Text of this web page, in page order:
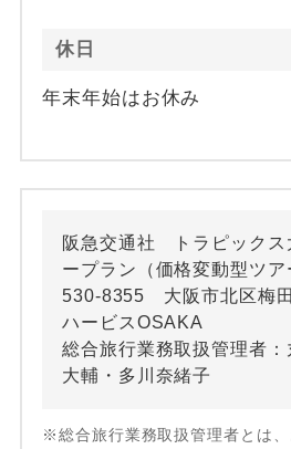
休日
年末年始はお休み
阪急交通社 トラピック
ープラン（価格変動型ツア
530-8355 大阪市北区梅
ハービスOSAKA
総合旅行業務取扱管理者
大輔・多川奈緒子
※総合旅行業務取扱管理者とは